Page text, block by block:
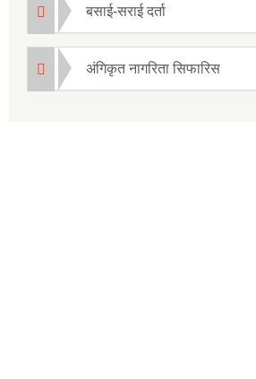
बसाई-सराई दर्ता
अंगिकृत नागरिता सिफारिस